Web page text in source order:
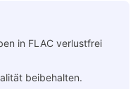
in FLAC verlustfrei
beibehalten.